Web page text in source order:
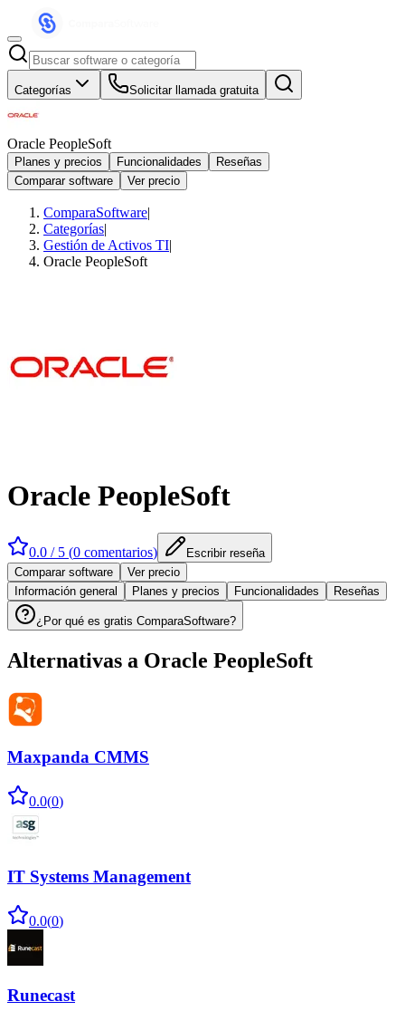
Categorías Solicitar llamada gratuita
Oracle PeopleSoft
Planes y precios Funcionalidades
Reseñas
Comparar software
Ver precio
ComparaSoftware|
Categorías|
Gestión de Activos TI|
Oracle PeopleSoft
Oracle PeopleSoft
0.0 / 5 (0 comentarios)
Escribir reseña
Comparar software
Ver precio
Información general
Planes y precios Funcionalidades Reseñas
¿Por qué es gratis ComparaSoftware?
Alternativas a Oracle PeopleSoft
Maxpanda CMMS
0.0(0)
IT Systems Management
0.0(0)
Runecast